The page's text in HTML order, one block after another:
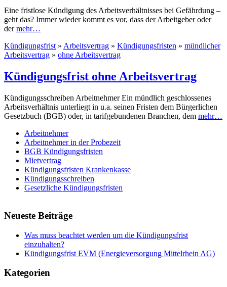
Eine fristlose Kündigung des Arbeitsverhältnisses bei Gefährdung –
geht das? Immer wieder kommt es vor, dass der Arbeitgeber oder
dermehr…
Kündigungsfrist » Arbeitsvertrag » Kündigungsfristen » mündlicher
Arbeitsvertrag » ohne Arbeitsvertrag
Kündigungsfrist ohne Arbeitsvertrag
Kündigungsschreiben Arbeitnehmer Ein mündlich geschlossenes
Arbeitsverhältnis unterliegt in u.a. seinen Fristen dem Bürgerlichen
Gesetzbuch (BGB) oder, in tarifgebundenen Branchen, dem mehr…
Arbeitnehmer
Arbeitnehmer in der Probezeit
BGB Kündigungsfristen
Mietvertrag
Kündigungsfristen Krankenkasse
Kündigungsschreiben
Gesetzliche Kündigungsfristen
Neueste Beiträge
Was muss beachtet werden um die Kündigungsfrist
einzuhalten?
Kündigungsfrist EVM (Energieversorgung Mittelrhein AG)
Kategorien